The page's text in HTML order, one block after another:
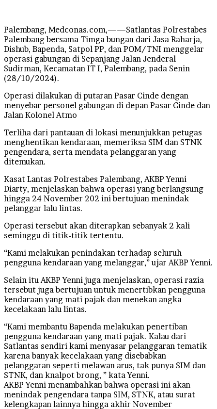
Palembang, Medconas.com,——Satlantas Polrestabes
Palembang bersama Timga bungan dari Jasa Raharja,
Dishub, Bapenda, Satpol PP, dan POM/TNI menggelar
operasi gabungan di Sepanjang Jalan Jenderal
Sudirman, Kecamatan IT I, Palembang, pada Senin
(28/10/2024).
Operasi dilakukan di putaran Pasar Cinde dengan
menyebar personel gabungan di depan Pasar Cinde dan
Jalan Kolonel Atmo
Terliha dari pantauan di lokasi menunjukkan petugas
menghentikan kendaraan, memeriksa SIM dan STNK
pengendara, serta mendata pelanggaran yang
ditemukan.
Kasat Lantas Polrestabes Palembang, AKBP Yenni
Diarty, menjelaskan bahwa operasi yang berlangsung
hingga 24 November 202 ini bertujuan menindak
pelanggar lalu lintas.
Operasi tersebut akan diterapkan sebanyak 2 kali
seminggu di titik-titik tertentu.
“Kami melakukan penindakan terhadap seluruh
pengguna kendaraan yang melanggar,” ujar AKBP Yenni.
Selain itu AKBP Yenni juga menjelaskan, operasi razia
tersebut juga bertujuan untuk menertibkan pengguna
kendaraan yang mati pajak dan menekan angka
kecelakaan lalu lintas.
“Kami membantu Bapenda melakukan penertiban
pengguna kendaraan yang mati pajak. Kalau dari
Satlantas sendiri kami menyasar pelanggaran tematik
karena banyak kecelakaan yang disebabkan
pelanggaran seperti melawan arus, tak punya SIM dan
STNK, dan knalpot brong, ” kata Yenni.
AKBP Yenni menambahkan bahwa operasi ini akan
menindak pengendara tanpa SIM, STNK, atau surat
kelengkapan lainnya hingga akhir November